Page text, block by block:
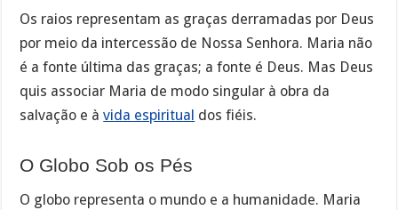
Os raios representam as graças derramadas por Deus
por meio da intercessão de Nossa Senhora. Maria não
é a fonte última das graças; a fonte é Deus. Mas Deus
quis associar Maria de modo singular à obra da
salvação e àvida espiritual dos fiéis.
O Globo Sob os Pés
O globo representa o mundo e a humanidade. Maria